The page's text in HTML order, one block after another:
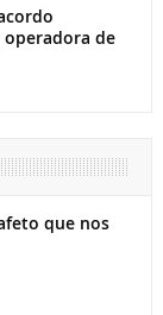
de
que nos